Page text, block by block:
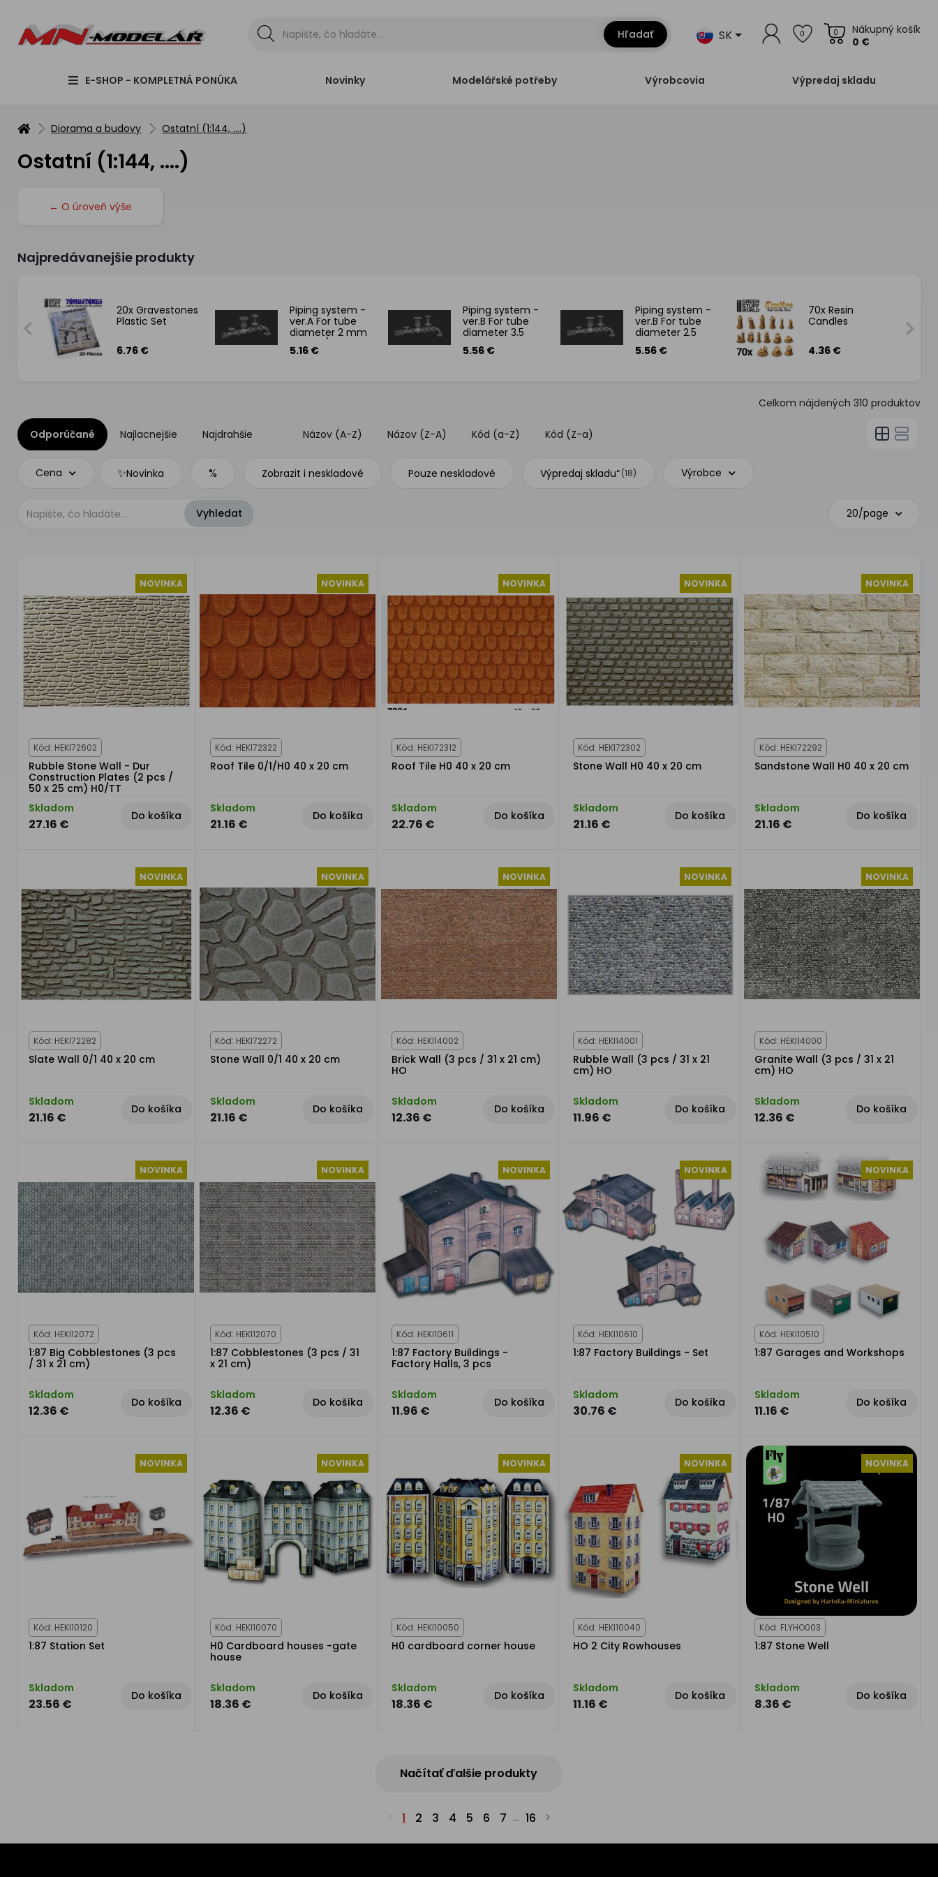
Hľadať SK 0
Nákupný košík
0 €
0
E-SHOP - KOMPLETNÁ PONÚKA Novinky Modelářské potřeby Výrobcovia Výpredaj skladu
Diorama a budovy Ostatní (1:144, ....)
Ostatní (1:144, ....)
← O úroveň výše
Najpredávanejšie produkty
20x Gravestones
Plastic Set
6.76 €
Piping system -
ver.A For tube
diameter 2 mm
+ T008/T009 -
0.5 mm
5.16 €
Piping system -
ver.B For tube
diameter 3.5
mm
5.56 €
Piping system -
ver.B For tube
diameter 2.5
mm
5.56 €
70x Resin
Candles
4.36 €
Celkom nájdených 310 produktov
Odporúčané Najlacnejšie Najdrahšie Názov (A-Z) Názov (Z-A) Kód (a-Z) Kód (Z-a)
Cena ✨Novinka % Zobrazit i neskladové Pouze neskladové Výpredaj skladu“(18) Výrobce
20/page
NOVINKA
Kód: HEKI72602
Rubble Stone Wall - Dur
Construction Plates (2 pcs /
50 x 25 cm) H0/TT
Skladom
27.16 €
Do košíka
NOVINKA
Kód: HEKI72322
Roof Tile 0/1/H0 40 x 20 cm
Skladom
21.16 €
Do košíka
NOVINKA
Kód: HEKI72312
Roof Tile H0 40 x 20 cm
Skladom
22.76 €
Do košíka
NOVINKA
Kód: HEKI72302
Stone Wall H0 40 x 20 cm
Skladom
21.16 €
Do košíka
NOVINKA
Kód: HEKI72292
Sandstone Wall H0 40 x 20 cm
Skladom
21.16 €
Do košíka
NOVINKA
Kód: HEKI72282
Slate Wall 0/1 40 x 20 cm
Skladom
21.16 €
Do košíka
NOVINKA
Kód: HEKI72272
Stone Wall 0/1 40 x 20 cm
Skladom
21.16 €
Do košíka
NOVINKA
Kód: HEKI14002
Brick Wall (3 pcs / 31 x 21 cm)
HO
Skladom
12.36 €
Do košíka
NOVINKA
Kód: HEKI14001
Rubble Wall (3 pcs / 31 x 21
cm) HO
Skladom
11.96 €
Do košíka
NOVINKA
Kód: HEKI14000
Granite Wall (3 pcs / 31 x 21
cm) HO
Skladom
12.36 €
Do košíka
NOVINKA
Kód: HEKI12072
1:87 Big Cobblestones (3 pcs
/ 31 x 21 cm)
Skladom
12.36 €
Do košíka
NOVINKA
Kód: HEKI12070
1:87 Cobblestones (3 pcs / 31
x 21 cm)
Skladom
12.36 €
Do košíka
NOVINKA
Kód: HEKI10611
1:87 Factory Buildings -
Factory Halls, 3 pcs
Skladom
11.96 €
Do košíka
NOVINKA
Kód: HEKI10610
1:87 Factory Buildings - Set
Skladom
30.76 €
Do košíka
NOVINKA
Kód: HEKI10510
1:87 Garages and Workshops
Skladom
11.16 €
Do košíka
NOVINKA
Kód: HEKI10120
1:87 Station Set
Skladom
23.56 €
Do košíka
NOVINKA
Kód: HEKI10070
H0 Cardboard houses -gate
house
Skladom
18.36 €
Do košíka
NOVINKA
Kód: HEKI10050
H0 cardboard corner house
Skladom
18.36 €
Do košíka
NOVINKA
Kód: HEKI10040
HO 2 City Rowhouses
Skladom
11.16 €
Do košíka
NOVINKA
Kód: FLYHO003
1:87 Stone Well
Skladom
8.36 €
Do košíka
Načítať ďalšie produkty
1 2 3 4 5 6 7 ... 16